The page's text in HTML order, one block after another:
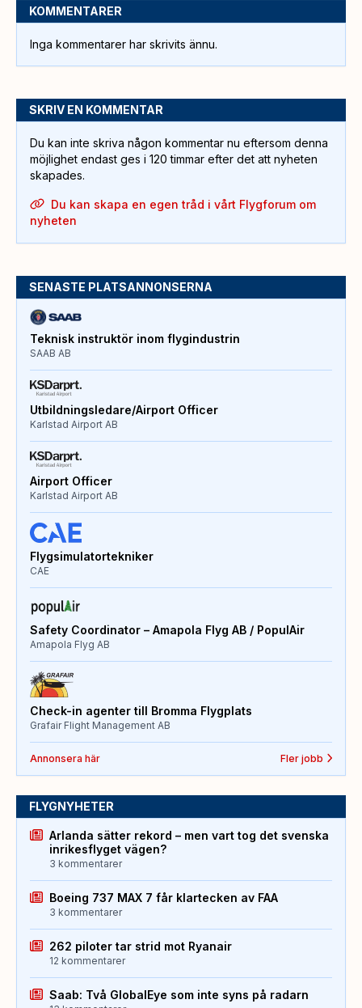
KOMMENTARER
Inga kommentarer har skrivits ännu.
SKRIV EN KOMMENTAR
Du kan inte skriva någon kommentar nu eftersom denna
möjlighet endast ges i 120 timmar efter det att nyheten
skapades.
Du kan skapa en egen tråd i vårt Flygforum om
nyheten
SENASTE PLATSANNONSERNA
Teknisk instruktör inom flygindustrin
SAAB AB
Utbildningsledare/Airport Officer
Karlstad Airport AB
Airport Officer
Karlstad Airport AB
Flygsimulatortekniker
CAE
Safety Coordinator – Amapola Flyg AB / PopulAir
Amapola Flyg AB
Check-in agenter till Bromma Flygplats
Grafair Flight Management AB
Annonsera här Fler jobb
FLYGNYHETER
Arlanda sätter rekord – men vart tog det svenska
inrikesflyget vägen?
3 kommentarer
Boeing 737 MAX 7 får klartecken av FAA
3 kommentarer
262 piloter tar strid mot Ryanair
12 kommentarer
Saab: Två GlobalEye som inte syns på radarn